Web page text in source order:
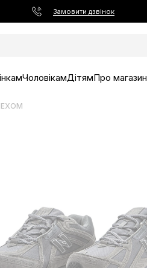
Замовити дзвінок
ЧоловікамДітямПро магазин